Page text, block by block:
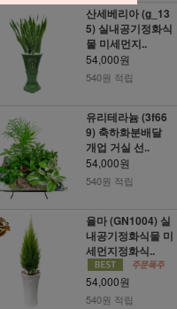
산세베리아 (g_13
5) 실내공기정화식
물 미세먼지..
54,000원
540원 적립
유리테라늄 (3f66
9) 축하화분배달
개업 거실 선..
54,000원
540원 적립
율마 (GN1004) 실
내공기정화식물 미
세먼지정화식..
54,000원
540원 적립